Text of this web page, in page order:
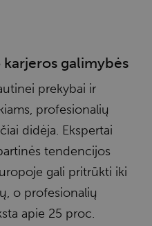
galimybės
prekybai ir
profesionalių
didėja. Ekspertai
tendencijos
gali pritrūkti iki
o profesionalių
apie 25 proc.